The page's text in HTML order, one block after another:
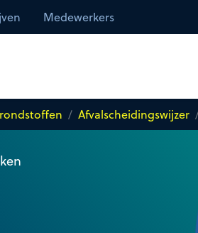
Medewerkers
Afvalscheidingswijzer